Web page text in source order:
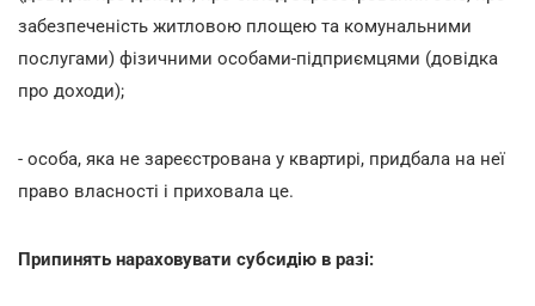
забезпеченість житловою площею та комунальними
послугами) фізичними особами-підприємцями (довідка
про доходи);
- особа, яка не зареєстрована у квартирі, придбала на неї
право власності і приховала це.
Припинять нараховувати субсидію в разі: